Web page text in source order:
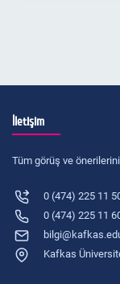
İletişim
Tüm görüş ve
0 (474) 225 11
0 (474) 225 11
Kafkas